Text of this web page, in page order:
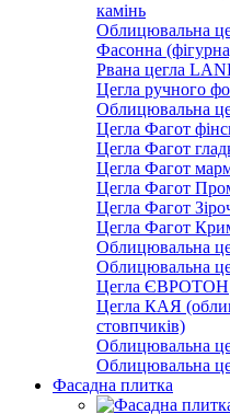
камінь
Облицювальна
Фасонна
Рвана цегла
Цегла ручного
Облицювальна
Цегла Фагот
Цегла Фагот
Цегла Фагот
Цегла Фагот
Цегла Фагот
Цегла Фагот
Облицювальна
Облицювальна
Цегла ЄВРОТОН
Цегла КАЯ
стовпчиків)
Облицювальна
Облицювальна
Фасадна плитка